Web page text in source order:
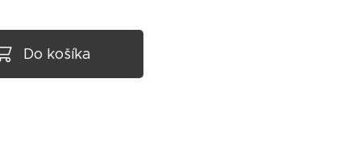
Do košíka